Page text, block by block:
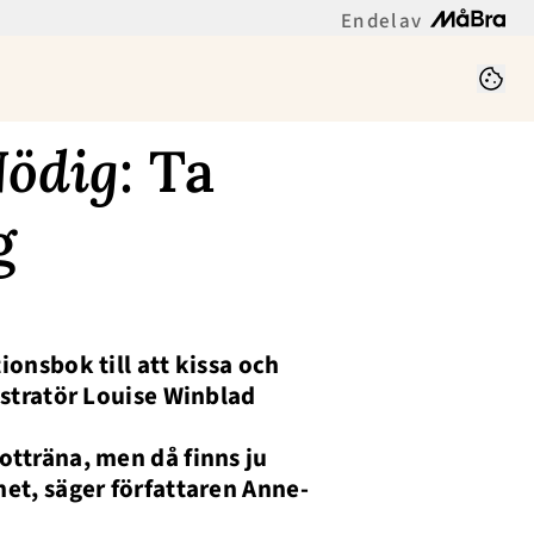
En del av
: Ta
till att kissa och
Louise Winblad
men då finns ju
säger författaren Anne-